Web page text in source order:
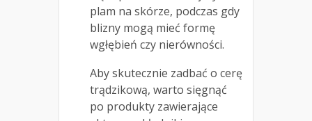
plam na skórze, podczas gdy
blizny mogą mieć formę
wgłębień czy nierówności.
Aby skutecznie zadbać o cerę
trądzikową, warto sięgnąć
po produkty zawierające